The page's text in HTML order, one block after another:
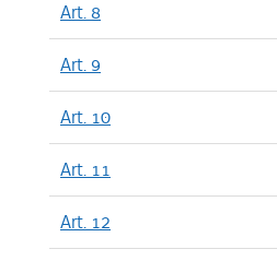
Art. 8
Art. 9
Art. 10
Art. 11
Art. 12